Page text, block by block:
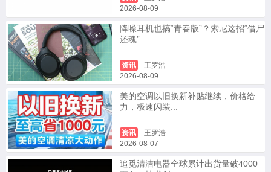
2026-08-09
降噪耳机也搞“青春版”？索尼这招“借尸
还魂”...
资讯
王罗浩
2026-08-09
美的空调以旧换新补贴继续，价格给
力，极速闪装...
资讯
王罗浩
2026-08-07
追觅清洁电器全球累计出货量破4000